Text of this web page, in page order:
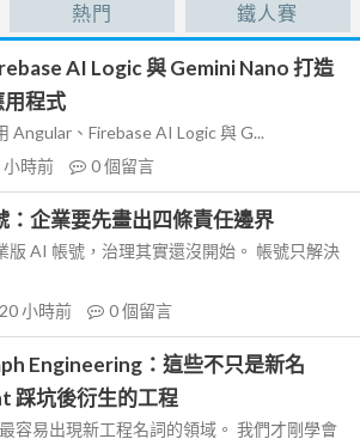
熱門 鐵人賽
AI Logic 與 Gemini Nano 打造
程式
Angular、Firebase AI Logic 與 G...
小時前 0個留言
：企業要先畫出四條責任邊界
版 AI 帳號，治理其實還沒開始。 帳號只解決
20 小時前 0個留言
Engineering：這些不只是新名
踩坑後衍生的工程
容易出現新工程名詞的領域。 我們才剛學會